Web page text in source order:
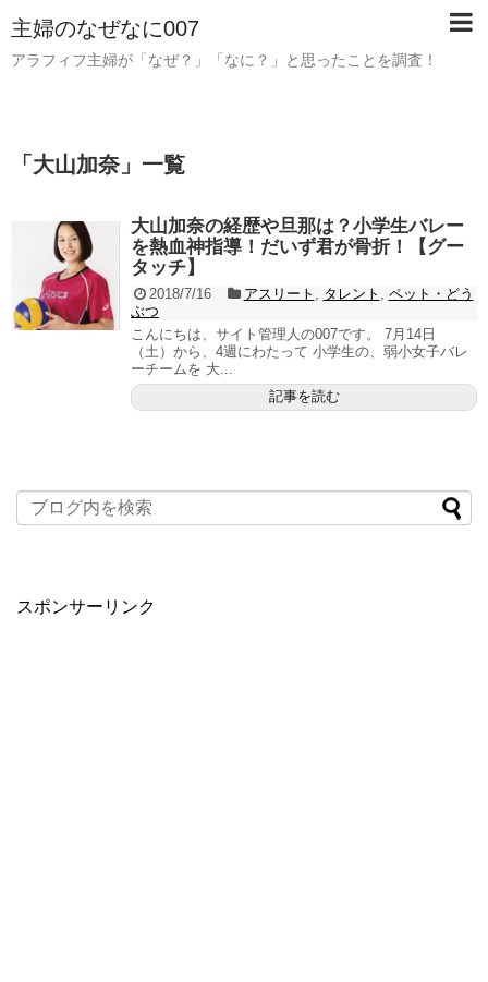
主婦のなぜなに007
アラフィフ主婦が「なぜ？」「なに？」と思ったことを調査！
「 大山加奈」 一覧
大山加奈の経歴や旦那は？小学生バレー
を熱血神指導！だいず君が骨折！【グー
タッチ】
2018/7/16 アスリート タレント
ペット・どう
ぶつ
こんにちは、サイト管理人の007です。 7月14日
（土）から、4週にわたって 小学生の、弱小女子バレ
ーチームを 大...
記事を読む
スポンサーリンク